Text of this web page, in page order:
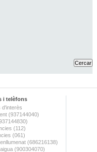
i telèfons
d'interès
(937144040)
(112)
(061)
(686216138)
(900304070)